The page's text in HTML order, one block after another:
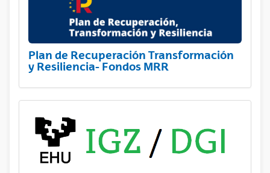
Plan de Recuperación Transformación
y Resiliencia- Fondos MRR